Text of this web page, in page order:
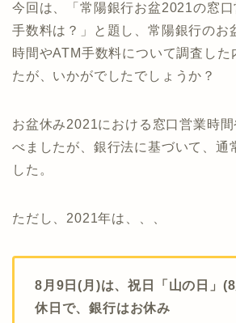
今回は、「常陽銀行お盆2021の窓
手数料は？」と題し、常陽銀行のお
時間やATM手数料について調査した
たが、いかがでしたでしょうか？
お盆休み2021における窓口営業時
べましたが、銀行法に基づいて、通
した。
ただし、2021年は、、、
8月9日(月)は、祝日「山の日」
休日で、銀行はお休み